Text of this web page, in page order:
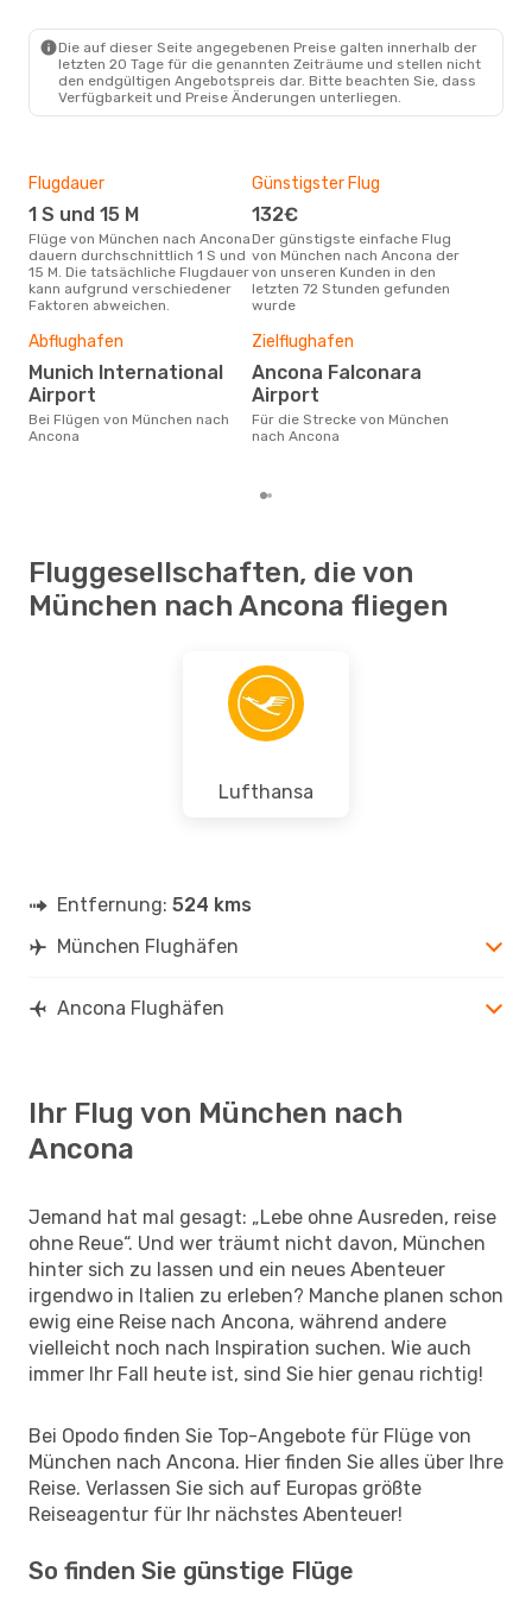
Die auf dieser Seite angegebenen Preise galten innerhalb der
letzten 20 Tage für die genannten Zeiträume und stellen nicht
den endgültigen Angebotspreis dar. Bitte beachten Sie, dass
Verfügbarkeit und Preise Änderungen unterliegen.
Flugdauer
1 S und 15 M
Flüge von München nach Ancona
dauern durchschnittlich 1 S und
15 M. Die tatsächliche Flugdauer
kann aufgrund verschiedener
Faktoren abweichen.
Günstigster Flug
132€
Der günstigste einfache Flug
von München nach Ancona der
von unseren Kunden in den
letzten 72 Stunden gefunden
wurde
Abflughafen
Munich International
Airport
Bei Flügen von München nach
Ancona
Zielflughafen
Ancona Falconara
Airport
Für die Strecke von München
nach Ancona
Fluggesellschaften, die von
München nach Ancona fliegen
Lufthansa
Entfernung: 524 kms
München Flughäfen
Ancona Flughäfen
Ihr Flug von München nach
Ancona
Jemand hat mal gesagt: „Lebe ohne Ausreden, reise
ohne Reue“. Und wer träumt nicht davon, München
hinter sich zu lassen und ein neues Abenteuer
irgendwo in Italien zu erleben? Manche planen schon
ewig eine Reise nach Ancona, während andere
vielleicht noch nach Inspiration suchen. Wie auch
immer Ihr Fall heute ist, sind Sie hier genau richtig!
Bei Opodo finden Sie Top-Angebote für Flüge von
München nach Ancona. Hier finden Sie alles über Ihre
Reise. Verlassen Sie sich auf Europas größte
Reiseagentur für Ihr nächstes Abenteuer!
So finden Sie günstige Flüge